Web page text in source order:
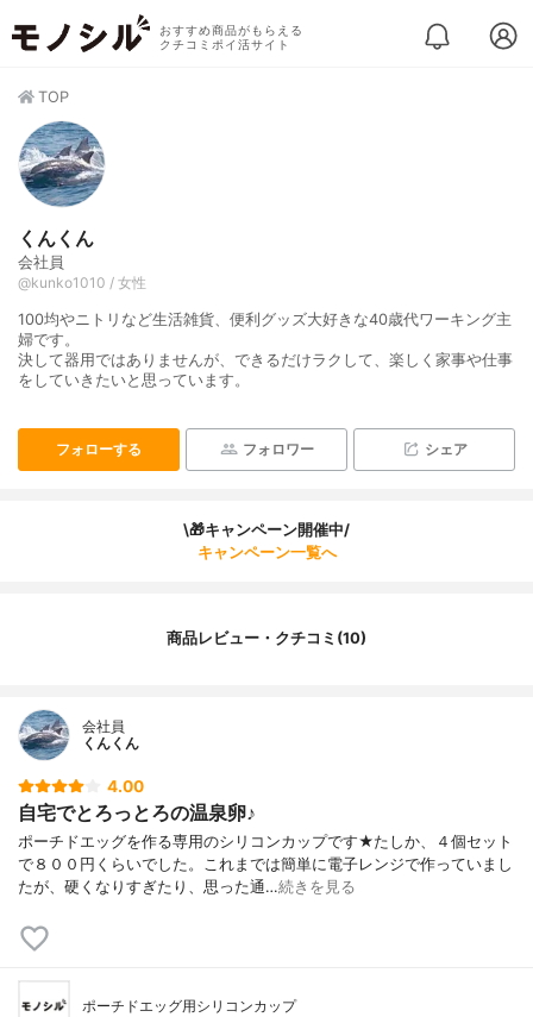
おすすめ商品がもらえる
クチコミポイ活サイト
TOP
くんくん
会社員
@kunko1010 / 女性
100均やニトリなど生活雑貨、便利グッズ大好きな40歳代ワーキング主
婦です。
決して器用ではありませんが、できるだけラクして、楽しく家事や仕事
をしていきたいと思っています。
フォローする フォロワー シェア
\🎁キャンペーン開催中/
キャンペーン一覧へ
商品レビュー・クチコミ(10)
会社員
くんくん
4.00
自宅でとろっとろの温泉卵♪
ポーチドエッグを作る専用のシリコンカップです★たしか、４個セット
で８００円くらいでした。これまでは簡単に電子レンジで作っていまし
たが、硬くなりすぎたり、思った通…続きを見る
ポーチドエッグ用シリコンカップ